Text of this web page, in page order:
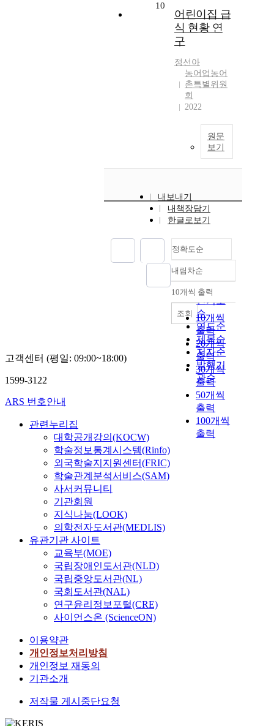
10
어린이집 급
식 현황 연
구
정선아
농어업농어
촌특별위원
회
2022
원문
보기
내보내기
내책장담기
한글로보기
정확도순
정확도
순
인기도
순
연도순
제목순
저자순
발행기
관순
내림차순
내림차순
10개씩 출력
10개씩
출력
20개씩
출력
30개씩
출력
50개씩
출력
100개씩
출력
조회
고객센터 (평일: 09:00~18:00)
1599-3122
ARS 번호안내
관련누리집
대학공개강의(KOCW)
학술정보통계시스템(Rinfo)
외국학술지지원센터(FRIC)
학술관계분석서비스(SAM)
사서커뮤니티
기관회원
지식나눔(LOOK)
의학전자도서관(MEDLIS)
유관기관 사이트
교육부(MOE)
국립장애인도서관(NLD)
국립중앙도서관(NL)
국회도서관(NAL)
연구윤리정보포털(CRE)
사이언스온 (ScienceON)
이용약관
개인정보처리방침
개인정보 재동의
기관소개
저작물 게시중단요청